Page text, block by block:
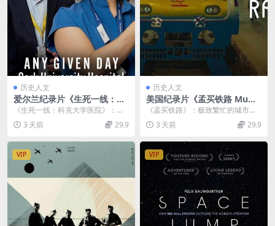
历史人文
爱尔兰纪录片《生死一线：科
克大学医院 Any Given Day:
Cork University Hospital 2
026》全6集 英语中英双字 无
《生死一线：科克大学医院》：昼
夜不息的生命守护纪实 2026年全新
上线的爱尔兰医...
3 天前 29.9
历史人文
美国纪录片《孟买铁路 Mum
bai Railway 2015》全4集 英
语中英双字 无水印纯净版 孟
买铁路
《孟买铁路》：极致繁忙的城市交
通生命线纪实 2015年推出的英美联
合纪录片《孟买...
3 天前 29.9
VIP VIP